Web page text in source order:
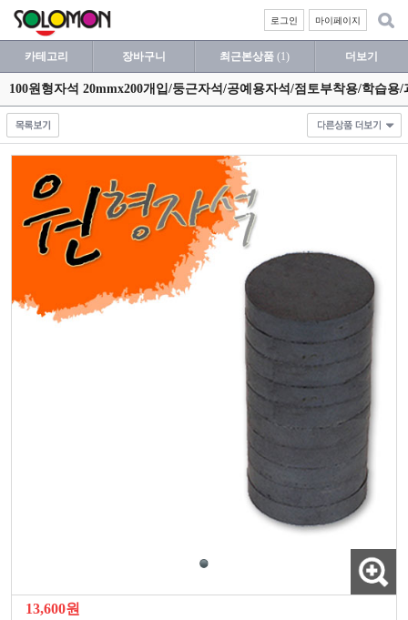
마이페이지
로그인
카테고리 장바구니 최근본상품 (1) 더보기
100원형자석 20mmx200개입/둥근자석/공예용자석/점토부착용/학습용
13,600원